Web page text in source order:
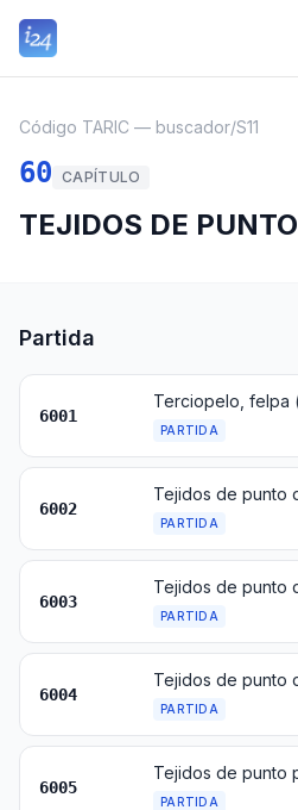
Código TARIC — buscador/S11
60 CAPÍTULO
TEJIDOS DE PUNTO
Partida
6001
PARTIDA
6002
PARTIDA
6003
PARTIDA
6004
PARTIDA
6005
PARTIDA